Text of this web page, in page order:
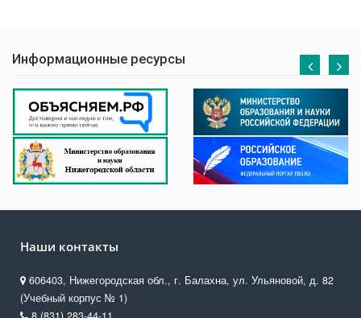
Информационные ресурсы
Наши контакты
606403, Нижегородская обл., г. Балахна, ул. Ульяновой, д. 82
(Учебный корпус № 1)